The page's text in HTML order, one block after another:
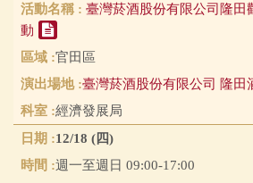
臺灣菸酒股份有限公司隆田
動
官田區
臺灣菸酒股份有限公司 隆田
經濟發展局
12/18 (四)
週一至週日 09:00-17:00